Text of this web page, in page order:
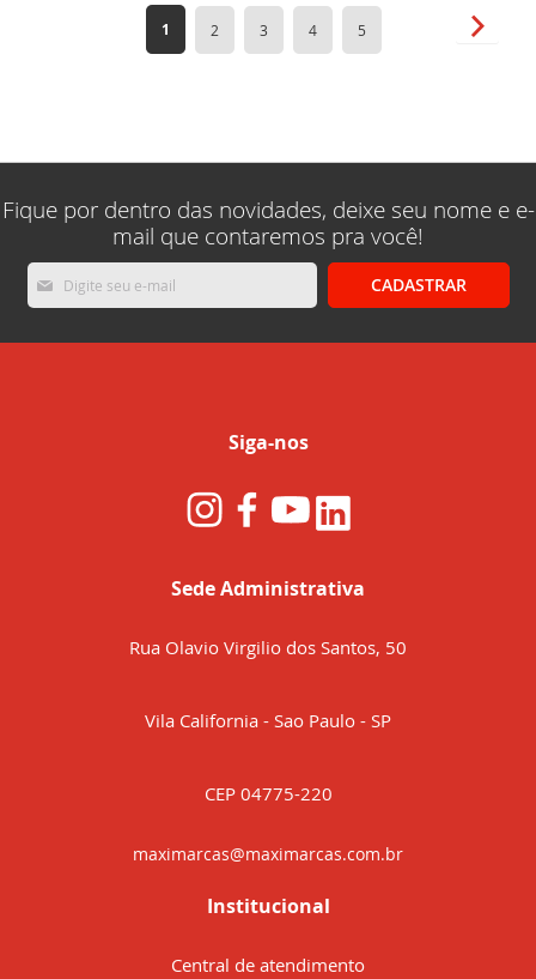
Página
Você
1 Página
2 Página
3 Página
4 Página
5
Fique por dentro das novidades, deixe seu nome e e-
mail que contaremos pra você!
Inscreva-
se
nossa
CADASTRAR
Siga-nos
Sede Administrativa
Rua Olavio Virgilio dos Santos, 50
Vila California - Sao Paulo - SP
CEP 04775-220
maximarcas@maximarcas.com.br
Institucional
Central de atendimento